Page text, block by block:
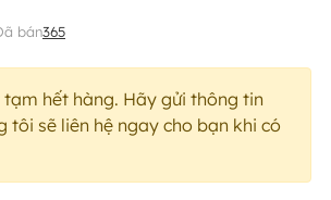
bán365
hết hàng. Hãy gửi thông tin
tôi sẽ liên hệ ngay cho bạn khi có